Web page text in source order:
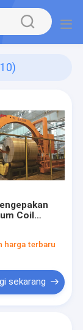
Coil
Lebar
2300mm
harga terbaru
sekarang